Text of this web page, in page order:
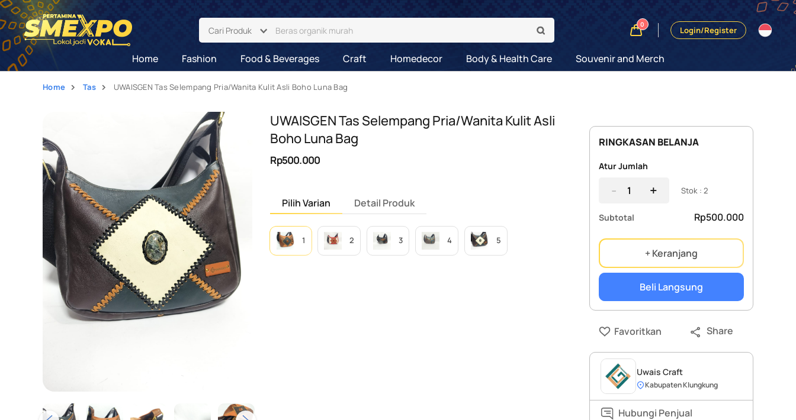
Cari Produk
0
Login/Register
Home Fashion Food & Beverages Craft Homedecor Body & Health Care Souvenir and Merch
Home Tas UWAISGEN Tas Selempang Pria/Wanita Kulit Asli Boho Luna Bag
UWAISGEN Tas Selempang Pria/Wanita Kulit Asli
Boho Luna Bag
Rp500.000
Pilih Varian Detail Produk
1 2 3 4 5
RINGKASAN BELANJA
Atur Jumlah
- + Stok : 2
Subtotal Rp500.000
+ Keranjang
Beli Langsung
Favoritkan Share
Uwais Craft
Kabupaten Klungkung
Hubungi Penjual